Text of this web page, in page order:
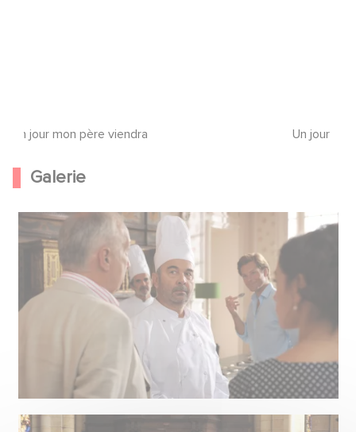
Un jour mon père viendra Un jour
Galerie